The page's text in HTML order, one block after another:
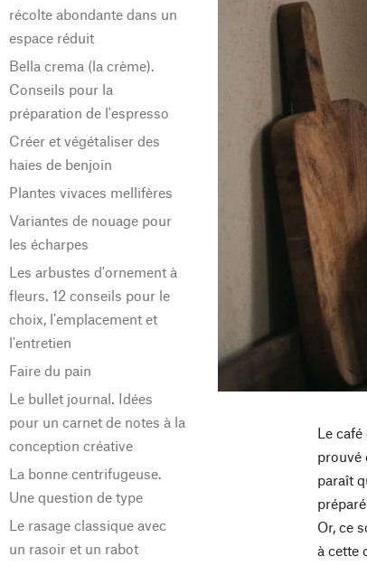
récolte abondante dans un
espace réduit
Bella crema (la crème).
Conseils pour la
préparation de l'espresso
Créer et végétaliser des
haies de benjoin
Plantes vivaces mellifères
Variantes de nouage pour
les écharpes
Les arbustes d'ornement à
fleurs. 12 conseils pour le
choix, l'emplacement et
l'entretien
Faire du pain
Le bullet journal. Idées
pour un carnet de notes à la
conception créative
La bonne centrifugeuse.
Une question de type
Le rasage classique avec
un rasoir et un rabot
Le
prouvé
paraît
Or, ce
à cette